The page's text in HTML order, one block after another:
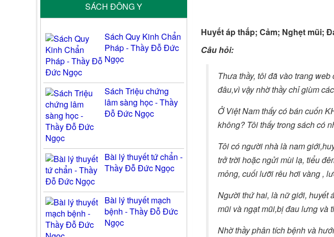
Huyết áp thấp; Cảm; Nghẹt mũi;
Câu hỏi:
Thưa thầy, tôi đã vào trang
đâu,vì vậy nhờ thầy chỉ giùm
Ở Việt Nam thấy có bán cuốn
không? Tôi thấy trong sách có
Tôi có người nhà là nam
trở trời hoặc ngửi mùi lạ, tiểu
mỏng, cuối lưỡi rêu hơi vàng ,
Người thứ hai, là nữ giới, huyết
mũi và ngạt mũi,bị đau lưng và
Nhờ thầy phân tích bệnh và
SÁCH ĐÔNG Y
Sách Quy Kinh Chẩn
Pháp - Thầy Đỗ Đức
Ngọc
Sách Triệu chứng
lâm sàng học - Thầy
Đỗ Đức Ngọc
Bài lý thuyết tứ chẩn -
Thầy Đỗ Đức Ngọc
Bài lý thuyết mạch
bệnh - Thầy Đỗ Đức
Ngọc